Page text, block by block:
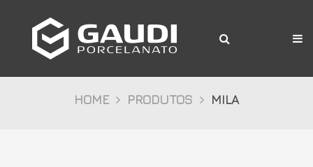
A Gaudi
Produtos
HOME PRODUTOS MILA